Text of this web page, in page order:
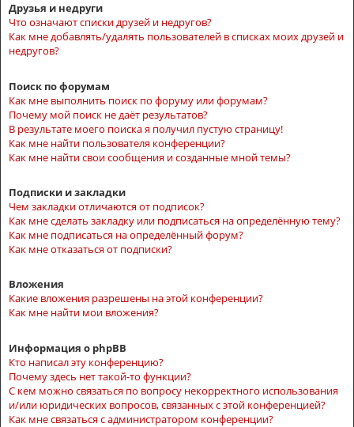
Друзья и недруги
Что означают списки друзей и недругов?
Как мне добавлять/удалять пользователей в списках моих друзей и
недругов?
Поиск по форумам
Как мне выполнить поиск по форуму или форумам?
Почему мой поиск не даёт результатов?
В результате моего поиска я получил пустую страницу!
Как мне найти пользователя конференции?
Как мне найти свои сообщения и созданные мной темы?
Подписки и закладки
Чем закладки отличаются от подписок?
Как мне сделать закладку или подписаться на определённую тему?
Как мне подписаться на определённый форум?
Как мне отказаться от подписки?
Вложения
Какие вложения разрешены на этой конференции?
Как мне найти мои вложения?
Информация о phpBB
Кто написал эту конференцию?
Почему здесь нет такой-то функции?
С кем можно связаться по вопросу некорректного использования
и/или юридических вопросов, связанных с этой конференцией?
Как мне связаться с администратором конференции?